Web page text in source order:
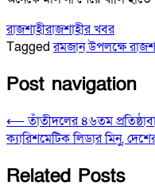
রাজশাহীরাজশাহীর খবর
Taggedরমজান উপলক্ষে
Post navigation
⟵ তাঁতীদলের ৪৬তম
ক্যারিশমেটিক লিডার মিনু,
Related Posts